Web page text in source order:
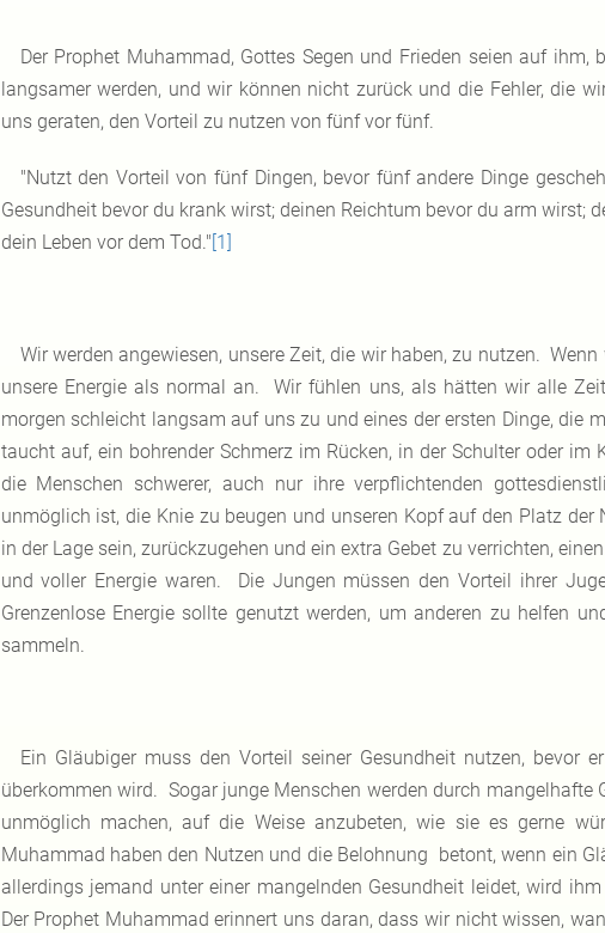
Der Prophet Muhammad, Gottes Segen und Frieden seien auf
langsamer werden, und wir können nicht zurück und die Fehler, die
uns geraten, den Vorteil zu nutzen von fünf vor fünf.
"Nutzt den Vorteil von fünf Dingen, bevor fünf andere Dinge
Gesundheit bevor du krank wirst; deinen Reichtum bevor du arm wirst;
dein Leben vor dem Tod."[1]
Wir werden angewiesen, unsere Zeit, die wir haben, zu nutzen.
unsere Energie als normal an. Wir fühlen uns, als hätten wir alle
morgen schleicht langsam auf uns zu und eines der ersten Dinge, die
taucht auf, ein bohrender Schmerz im Rücken, in der Schulter oder
die Menschen schwerer, auch nur ihre verpflichtenden
unmöglich ist, die Knie zu beugen und unseren Kopf auf den Platz
in der Lage sein, zurückzugehen und ein extra Gebet zu verrichten,
und voller Energie waren. Die Jungen müssen den Vorteil ihrer
Grenzenlose Energie sollte genutzt werden, um anderen zu helfen
sammeln.
Ein Gläubiger muss den Vorteil seiner Gesundheit nutzen, bevor
überkommen wird. Sogar junge Menschen werden durch mangelhafte
unmöglich machen, auf die Weise anzubeten, wie sie es gerne
Muhammad haben den Nutzen und die Belohnung betont, wenn ein
allerdings jemand unter einer mangelnden Gesundheit leidet, wird
Der Prophet Muhammad erinnert uns daran, dass wir nicht wissen,